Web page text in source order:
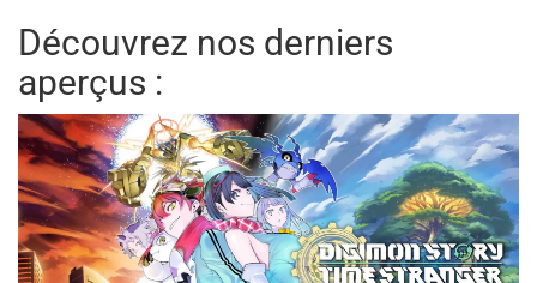
Découvrez nos derniers
aperçus :